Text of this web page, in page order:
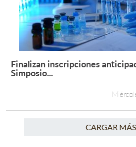
Finalizan inscripciones
Simposio...
CARGAR MÁS